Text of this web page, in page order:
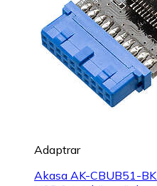
Adaptrar
Akasa AK-CBUB51-